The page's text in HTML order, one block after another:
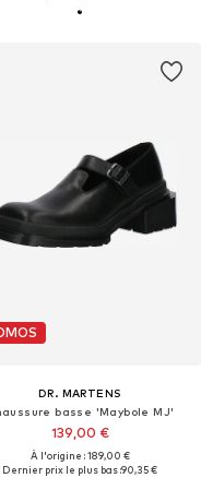
DR. MARTENS
basse 'Maybole MJ'
139,00 €
À l'origine : 189,00 €
Dernier prix le plus bas :90,35 €